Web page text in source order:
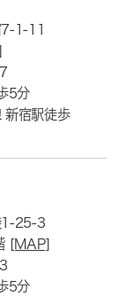
7-1-11
5分
新宿駅徒歩
1-25-3
[MAP]
5分